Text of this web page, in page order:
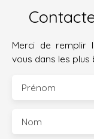
Merci de remplir
vous dans les plus
Prénom
Nom